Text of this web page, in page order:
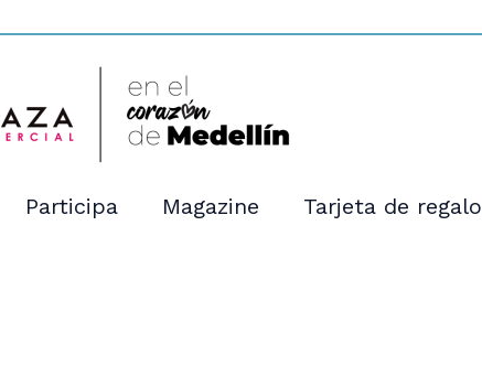
Participa Magazine Tarjeta de regalo